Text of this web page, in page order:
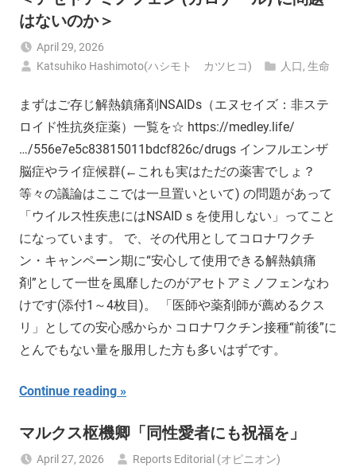
はないのか＞
April 29, 2026
Katsuhiko Hashimoto(ハシモト カツヒコ)
人口,生命
まずはご存じ解熱鎮痛剤NSAIDs（エヌセイズ：非ステ
ロイド性抗炎症薬）一覧を☆ https://medley.life/
…/556e7e5c83815011bdcf826c/drugs インフルエンザ
脳症やライ症候群(←これも実はただの薬害でしょ？
等々の議論はここでは一旦置いといて) の問題があって
「ウイルス性疾患にはNSAIDｓを使用しない」ってこと
になっています。 で、その代用としてコロナワクチ
ン・キャンペーン期に“安心して使用できる解熱鎮痛
剤”として一世を風靡したのがアセトアミノフェンなわ
けです(添付1～4枚目)。 「医師や薬剤師が薦めるクス
リ」としての安心感からか コロナワクチン接種“前後”に
とんでもない量を服用した方も多いはずです。
Continue reading
マルクス枢機卿「同性愛者にも祝福を」
April 27, 2026
Reports Editorial (オピニオン)